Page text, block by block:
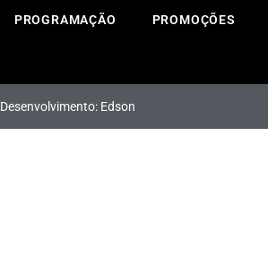
PROGRAMAÇÃO PROMOÇÕES
Desenvolvimento: Edson